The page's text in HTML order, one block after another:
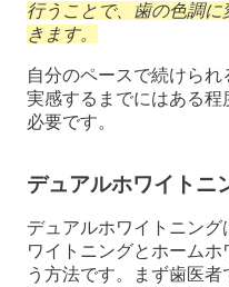
行うことで、歯の色調
きます。
自分のペースで続けら
実感するまでにはある
必要です。
デュアルホワイトニ
デュアルホワイトニン
ワイトニングとホーム
う方法です。まず歯医